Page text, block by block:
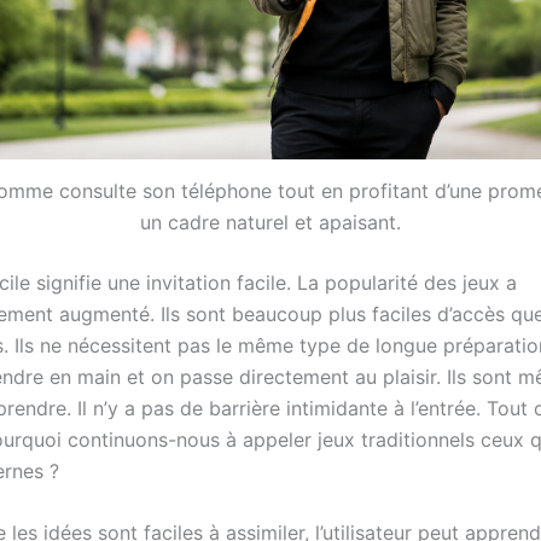
consulte son téléphone tout en profitant d’une
un cadre naturel et apaisant.
signifie une invitation facile. La popularité des jeux a
augmenté. Ils sont beaucoup plus faciles d’accès
Ils ne nécessitent pas le même type de longue
en main et on passe directement au plaisir. Ils sont
Il n’y a pas de barrière intimidante à l’entrée. Tout
continuons-nous à appeler jeux traditionnels ceux
?
les idées sont faciles à assimiler, l’utilisateur peut